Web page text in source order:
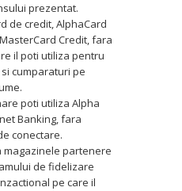
prezentat.
de credit, AlphaCard
Credit, fara
il poti utiliza pentru
cumparaturi pe
poti utiliza Alpha
Banking, fara
conectare.
magazinele partenere
de fidelizare
pe care il